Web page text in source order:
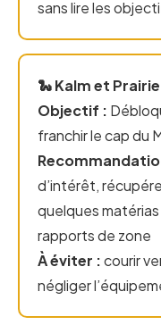
sans lire les
🐍 Kalm et Prairie
Objectif :
franchir le cap du
d’intérêt,
quelques
rapports de zone
À éviter :courir
négliger